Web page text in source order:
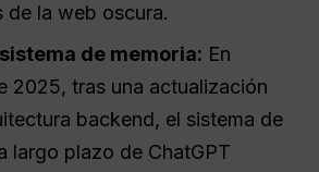
de la web oscura.
de memoria: En
2025, tras una actualización
backend, el sistema de
largo plazo de ChatGPT